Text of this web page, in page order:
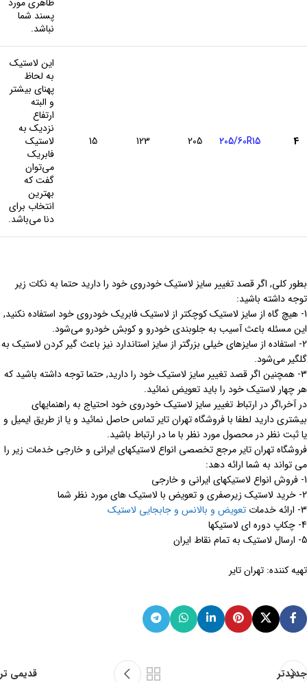
پسند شما
نباشد.
4
205/60R15
205
123
15
این لاستیک
به لحاظ
پهنای بیشتر
و البته
ارتفاع
نزدیک به
لاستیک
فابریک
می‌توان
گفت که
بهترین
انتخاب برای
دنا می‌باشد.
بطور کلی, اگر قصد تغییر سایز لاستیک خودروی خود را دارید حتما به نکات زیر
توجه داشته باشید:
1- هیچ گاه از سایز لاستیک کوچکتر از لاستیک فابریک خودروی خود استفاده نکنید,
این مسئله باعث آسیب به جلوبندی خودرو و کوبش خودرو می‌شود.
2- استفاده از سایزهای خیلی بزرگتر از سایز استاندارد نیز باعث گیر کردن لاستیک به
گلگیر می‌شود.
3- همچنین اگر قصد تغییر سایز لاستیک خود را دارید, حتما توجه داشته باشید که
هر چهار لاستیک خود را باید تعویض نمائید.
در آخر,اگر در ارتباط تغییر سایز لاستیک خودروی خود احتیاج به راهنمایهای
بیشتری دارید لطفا با فروشگاه تهران تایر تماس حاصل نمائید و یا از طریق ایمیل و
یا ثبت نظر در محصول مورد نظر با ما در ارتباط باشید.
فروشگاه تهران تایر مرجع تخصصی انواع لاستیکهای ایرانی و خارجی خدمات زیر را
می تواند به شما ارائه دهد:
1- فروش انواع لاستیکهای ایرانی و خارجی
2- خرید لاستیک زیرصفری و تعویض با لاستیک های مورد نظر شما
3- ارائه خدمات
تعویض و بالانس و جابجایی لاستیک
4- چکاپ دوره ای لاستیکها
5- ارسال لاستیک به تمام نقاط ایران
تهیه کننده: تهران تایر
جدیدتر قدیمی تر